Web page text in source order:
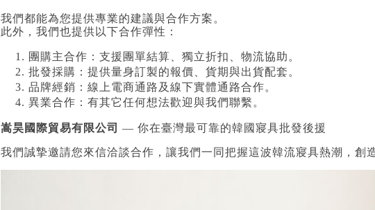
我們都能為您提供專業的建議與合作方案。
此外，我們也提供以下合作彈性：
團購主合作：支援團單結算、獨立折扣、物流協助。
批發採購：提供量身訂製的報價、貨期與出貨配套。
品牌經銷：線上電商通路及線下實體通路合作。
異業合作：有其它任何想法歡迎與我們聯繫。
嵩昊國際貿易有限公司 — 你在臺灣最可靠的韓國寢具批發後援
我們誠摯邀請您來信洽談合作，讓我們一同把握這波韓流寢具熱潮，創